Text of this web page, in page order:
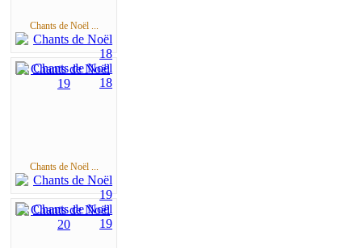
Chants de Noël ...
Chants de Noël ...